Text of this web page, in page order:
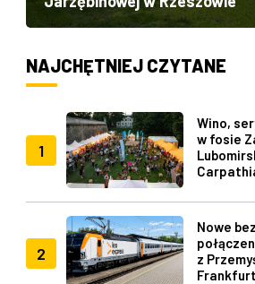
NAJCHĘTNIEJ CZYTANE
1
Wino,
w fosie
2
Nowe
z